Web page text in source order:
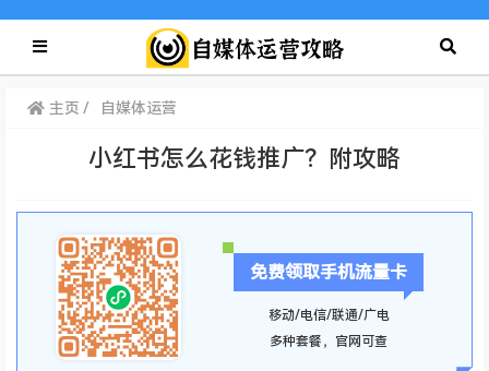
主页 自媒体运营
小红书怎么花钱推广？附攻略
免费领取手机流量卡
移动/电信/联通/广电
多种套餐，官网可查